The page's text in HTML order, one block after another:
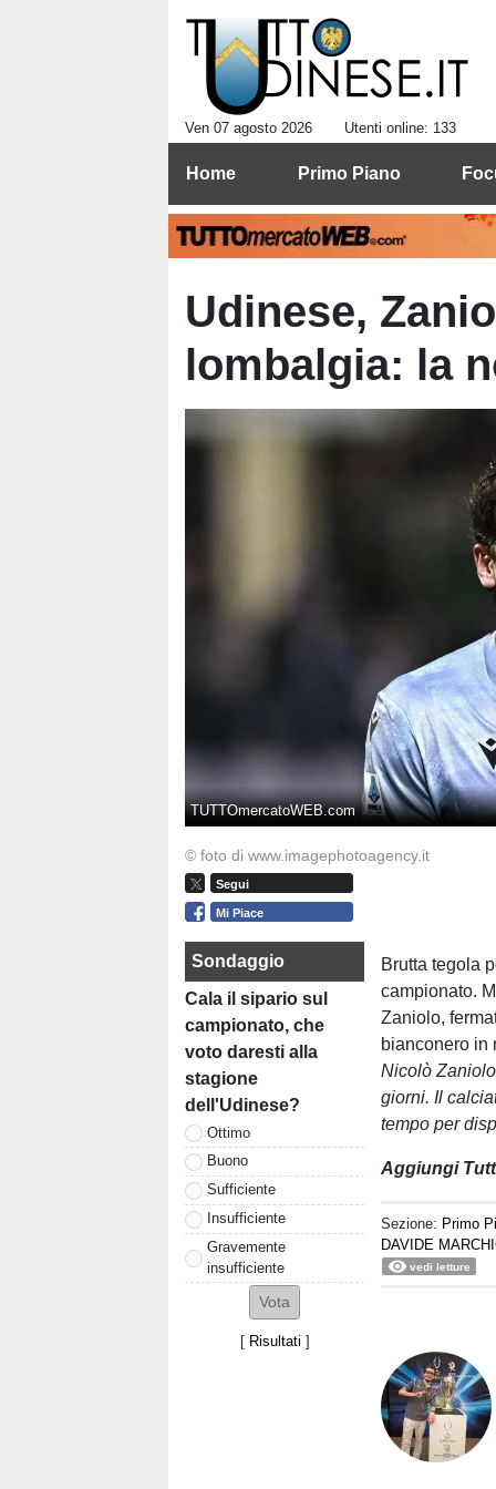
Ven 07 agosto 2026 Utenti online: 133
Home Primo Piano
Udinese,
lombalgia: la
TUTTOmercatoWEB.com
© foto di www.imagephotoagency.it
Segui
Mi Piace
Sondaggio
Cala il sipario sul
campionato, che
voto daresti alla
stagione
dell'Udinese?
Ottimo
Buono
Sufficiente
Insufficiente
Gravemente
insufficiente
[ Risultati ]
Brutta tegola
campionato.
Zaniolo,
bianconero in
Nicolò
giorni. Il
tempo per
Aggiungi
Sezione: Primo
DAVIDE
vedi letture